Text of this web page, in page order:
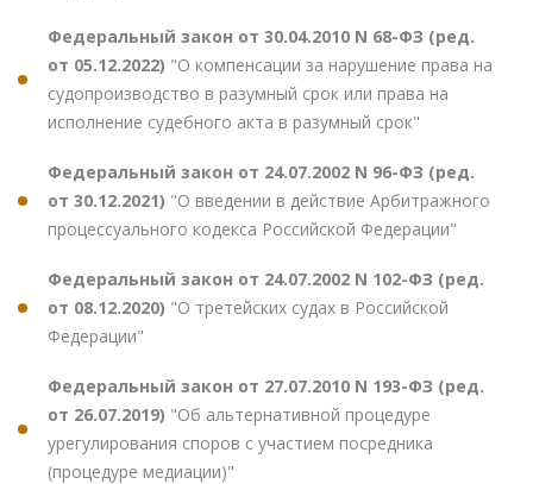
Федеральный закон от 30.04.2010 N 68-ФЗ (ред.
от 05.12.2022) "О компенсации за нарушение права на
судопроизводство в разумный срок или права на
исполнение судебного акта в разумный срок"
Федеральный закон от 24.07.2002 N 96-ФЗ (ред.
от 30.12.2021) "О введении в действие Арбитражного
процессуального кодекса Российской Федерации"
Федеральный закон от 24.07.2002 N 102-ФЗ (ред.
от 08.12.2020) "О третейских судах в Российской
Федерации"
Федеральный закон от 27.07.2010 N 193-ФЗ (ред.
от 26.07.2019) "Об альтернативной процедуре
урегулирования споров с участием посредника
(процедуре медиации)"